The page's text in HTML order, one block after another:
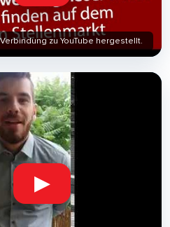
zu YouTube hergestellt.
▶